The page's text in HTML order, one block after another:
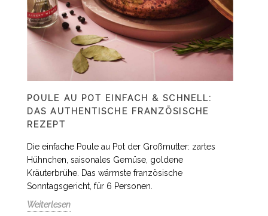
POULE AU POT EINFACH & SCHNELL:
DAS AUTHENTISCHE FRANZÖSISCHE
REZEPT
Die einfache Poule au Pot der Großmutter: zartes
Hühnchen, saisonales Gemüse, goldene
Kräuterbrühe. Das wärmste französische
Sonntagsgericht, für 6 Personen.
Weiterlesen